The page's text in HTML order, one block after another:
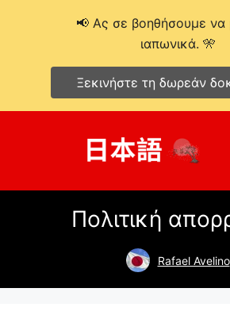
Πολιτική
Rafael Avelino
📢 Ας σε βοηθήσουμε να
ιαπωνικά. 🎌
Ξεκινήστε τη δωρεάν